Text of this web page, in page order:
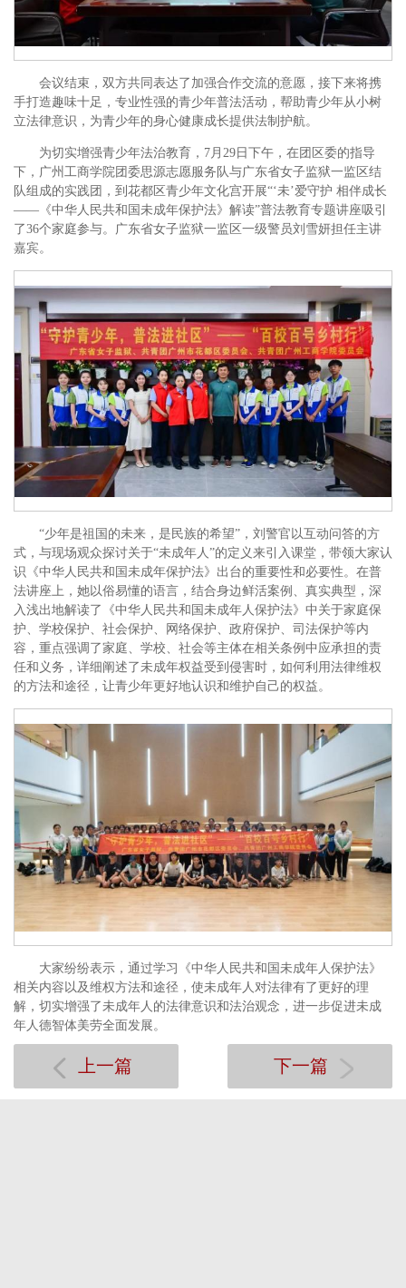
会议结束，双方共同表达了加强合作交流的意愿，接下来将携
手打造趣味十足，专业性强的青少年普法活动，帮助青少年从小树
立法律意识，为青少年的身心健康成长提供法制护航。
为切实增强青少年法治教育，7月29日下午，在团区委的指导
下，广州工商学院团委思源志愿服务队与广东省女子监狱一监区结
队组成的实践团，到花都区青少年文化宫开展“‘未’爱守护 相伴成长
——《中华人民共和国未成年保护法》解读”普法教育专题讲座吸引
了36个家庭参与。广东省女子监狱一监区一级警员刘雪妍担任主讲
嘉宾。
“少年是祖国的未来，是民族的希望”，刘警官以互动问答的方
式，与现场观众探讨关于“未成年人”的定义来引入课堂，带领大家认
识《中华人民共和国未成年保护法》出台的重要性和必要性。在普
法讲座上，她以俗易懂的语言，结合身边鲜活案例、真实典型，深
入浅出地解读了《中华人民共和国未成年人保护法》中关于家庭保
护、学校保护、社会保护、网络保护、政府保护、司法保护等内
容，重点强调了家庭、学校、社会等主体在相关条例中应承担的责
任和义务，详细阐述了未成年权益受到侵害时，如何利用法律维权
的方法和途径，让青少年更好地认识和维护自己的权益。
大家纷纷表示，通过学习《中华人民共和国未成年人保护法》
相关内容以及维权方法和途径，使未成年人对法律有了更好的理
解，切实增强了未成年人的法律意识和法治观念，进一步促进未成
年人德智体美劳全面发展。
上一篇 下一篇